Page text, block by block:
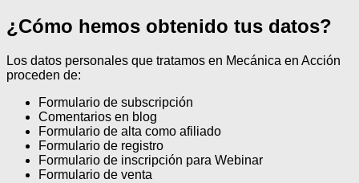
¿Cómo hemos obtenido tus datos?
Los datos personales que tratamos en Mecánica en Acción
proceden de:
Formulario de subscripción
Comentarios en blog
Formulario de alta como afiliado
Formulario de registro
Formulario de inscripción para Webinar
Formulario de venta